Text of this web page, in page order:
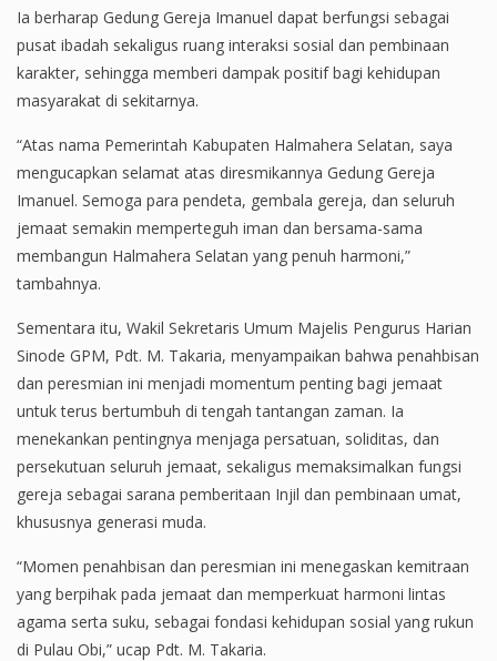
Ia berharap Gedung Gereja Imanuel dapat berfungsi sebagai
pusat ibadah sekaligus ruang interaksi sosial dan pembinaan
karakter, sehingga memberi dampak positif bagi kehidupan
masyarakat di sekitarnya.
“Atas nama Pemerintah Kabupaten Halmahera Selatan, saya
mengucapkan selamat atas diresmikannya Gedung Gereja
Imanuel. Semoga para pendeta, gembala gereja, dan seluruh
jemaat semakin memperteguh iman dan bersama-sama
membangun Halmahera Selatan yang penuh harmoni,”
tambahnya.
Sementara itu, Wakil Sekretaris Umum Majelis Pengurus Harian
Sinode GPM, Pdt. M. Takaria, menyampaikan bahwa penahbisan
dan peresmian ini menjadi momentum penting bagi jemaat
untuk terus bertumbuh di tengah tantangan zaman. Ia
menekankan pentingnya menjaga persatuan, soliditas, dan
persekutuan seluruh jemaat, sekaligus memaksimalkan fungsi
gereja sebagai sarana pemberitaan Injil dan pembinaan umat,
khususnya generasi muda.
“Momen penahbisan dan peresmian ini menegaskan kemitraan
yang berpihak pada jemaat dan memperkuat harmoni lintas
agama serta suku, sebagai fondasi kehidupan sosial yang rukun
di Pulau Obi,” ucap Pdt. M. Takaria.